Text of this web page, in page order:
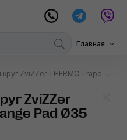
Главная
Полировальный круг ZviZZer THERMO Trapez Orange Pad Ø35 mm
ZviZZer
Pad Ø35